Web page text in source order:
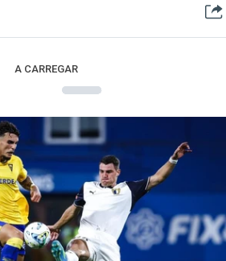
A CARREGAR